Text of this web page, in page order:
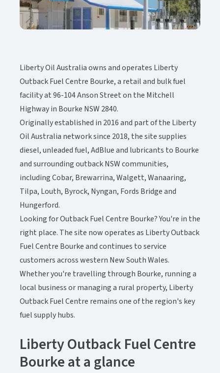
Liberty Oil Australia owns and operates Liberty
Outback Fuel Centre Bourke, a retail and bulk fuel
facility at 96-104 Anson Street on the Mitchell
Highway in Bourke NSW 2840.​​​​‌ ‍ ​‍​‍‌‍ ‌ ​‍‌‍‍‌‌‍‌ ‌‍‍‌‌‍ ‍​‍​‍​ ‍‍​‍​‍‌ ​ ‌‍​‌‌‍ ‍‌‍‍‌‌ ‌​‌ ‍‌​‍ ‍‌‍‍‌‌‍ ​‍​‍​‍ ​​‍​‍‌‍‍​‌ ​‍‌‍‌‌‌‍‌‍​‍​‍​ ‍‍​‍​‍‌‍‍​‌ ‌​‌ ‌​‌ ​​‌ ​ ​ ‍‍​‍ ​‍ ‌‍ ​‌‍‍‌‌‍​‍‌‍‌‌‌ ​‍‌ ‌​‌ ‍‌​‍ ‌‌ ​ ‌ ‌​‌ ‌‌‌‍‌​‌‍‍‌‌‍ ​‍ ‍‌ ‌‍‌‍‌‌‌ ​‍‌‍​ ‌‍‌‌‌‍ ​​‍ ‍‌‍​‌‌ ​​‌ ​​​‍ ‌‍‍‌‌‍ ‍‌ ‌​‌‍‌‌‌‍ ‍‌ ‌​​‍ ‌‍‌‌‌‍‌​‌‍‍‌‌ ‌​​‍ ‌‍ ‌‌‍ ‌‍‌​‌‍‌‌​ ‌‌ ​​‌ ​‍‌‍‌‌‌ ​ ‌‍‌‌‌‍ ‍‌ ‌​‌‍​‌‌ ‌​‌‍‍‌‌‍ ‌‍ ‍​ ‍ ‌‍‍‌‌‍‌​​ ‌‌‍​‌​ ‍​‌‍​‍‌‍‌‌‌‍​‌​ ​‍‌‍​ ​ ‍‌​‍ ‌‌‍‌​​ ‌‌​ ‌‌​ ‌​​‍ ‌​ ‌​​ ‌‍​ ‍​‌‍‌‍​‍ ‌‌‍​‌‌‍​‌​ ‌‍​ ‍​​‍ ‌​ ‌‍‌‍​ ‌‍‌‌​ ​ ​ ‌‌​ ‌‌‌‍​‍‌‍​‍​ ‌​​ ‌‍‌‍​‌‌‍​‌​ ‍ ‌ ‌​‌ ‍‌‌ ​​‌‍‌‌​ ‌‌‍​‌‌ ​‍‌ ‌​‌‍‍‌‌‍​ ‌‍ ​‌‍‌‌​ ‍ ‌ ​​‌‍​‌‌ ‌​‌‍‍​​ ‌‌‍​ ‌‍ ‌‍ ‍‌ ‌​‌‍‌‌‌‍ ‍‌ ‌​‌​ ‌‌‍​‌‌ ‌​‌ ​‍‌‍‍‌‌ ‍​​‍‌‌​ ‌‌‌​​‍‌‌ ‌‍‍ ‌‍‌‌‌ ‍‌​‍‌‌​ ​ ‌​‌​​‍‌‌​ ​ ‌​‌​​‍‌‌​ ​‍​ ​‍​ ​‌‌‍​ ‌‍‌‍​ ​ ‌‍‌​‌‍​‌​ ‌​​ ‌‍‌‍‌‌‌‍‌​‌‍​ ​ ​‌​‍‌‌​ ​‍​ ​‍​‍‌‌​ ‌‌‌​‌​​‍ ‍‌‍​ ‌‍ ‌‍ ‍‌ ‌​‌‍‌‌‌‍ ‍‌ ‌​​‍‌‌​ ‌‌‌​​‍‌‌ ‌‍‍ ‌‍‌‌‌ ‍‌​‍‌‌​ ​ ‌​‌​​‍‌‌​ ​ ‌​‌​​‍‌‌​ ​‍​ ​‍‌‍‌‌‌‍‌​​ ​‌​ ‌‍​ ‍‌‌‍​‍​ ​‌​ ‌​​ ‍​‌‍​ ​ ‌‌‌‍‌‍​‍‌‌​ ​‍​ ​‍​‍‌‌​ ‌‌‌​‌​​‍ ‍‌‍​ ‌‍‍​‌‍‍‌‌‍ ​‌‍‌​‌ ​‍‌‍‌‌‌‍ ‍​‍‌‌​ ‌‌‌​​‍‌‌ ‌‍‍ ‌‍‌‌‌ ‍‌​‍‌‌​ ​ ‌​‌​​‍‌‌​ ​ ‌​‌​​‍‌‌​ ​‍​ ​‍​ ‌​‌‍‌‍​ ‍‌‌‍‌​​ ‍‌‌‍‌‌‌‍​ ​ ​‍​ ‍​‌‍‌‍​ ​‍​ ​‍​‍‌‌​ ​‍​ ​‍​‍‌‌​ ‌‌‌​‌​​‍ ‍‌ ‌​‌‍‌‌‌ ‍​‌ ‌​​ ‌‍​‍‌‍​‌‌ ​ ‌‍‌‌‌‌‌‌‌ ​‍‌‍ ​​ ‌‌‍‍​‌ ‌​‌ ‌​‌ ​​‌ ​ ​‍‌‌​ ​ ‌​​‌​‍‌‌​ ​‍‌​‌‍​‍‌‌​ ​‍‌​‌‍‌‍ ​‌‍‍‌‌‍​‍‌‍‌‌‌ ​‍‌ ‌​‌ ‍‌​‍ ‌‌ ​ ‌ ‌​‌ ‌‌‌‍‌​‌‍‍‌‌‍ ​‍ ‍‌ ‌‍‌‍‌‌‌ ​‍‌‍​ ‌‍‌‌‌‍ ​​‍ ‍‌‍​‌‌ ​​‌ ​​​‍‌‍‌‍‍‌‌‍‌​​ ‌‌‍​‌​ ‍​‌‍​‍‌‍‌‌‌‍​‌​ ​‍‌‍​ ​ ‍‌​‍ ‌‌‍‌​​ ‌‌​ ‌‌​ ‌​​‍ ‌​ ‌​​ ‌‍​ ‍​‌‍‌‍​‍ ‌‌‍​‌‌‍​‌​ ‌‍​ ‍​​‍ ‌​ ‌‍‌‍​ ‌‍‌‌​ ​ ​ ‌‌​ ‌‌‌‍​‍‌‍​‍​ ‌​​ ‌‍‌‍​‌‌‍​‌​‍‌‍‌ ‌​‌ ‍‌‌ ​​‌‍‌‌​ ‌‌‍​‌‌ ​‍‌ ‌​‌‍‍‌‌‍​ ‌‍ ​‌‍‌‌​‍‌‍‌ ​​‌‍​‌‌ ‌​‌‍‍​​ ‌‌‍​ ‌‍ ‌‍ ‍‌ ‌​‌‍‌‌‌‍ ‍‌ ‌​‌​ ‌‌‍​‌‌ ‌​‌ ​‍‌‍‍‌‌ ‍​​‍‌‌​ ‌‌‌​​‍‌‌ ‌‍‍ ‌‍‌‌‌ ‍‌​‍‌‌​ ​ ‌​‌​​‍‌‌​ ​ ‌​‌​​‍‌‌​ ​‍​ ​‍​ ​‌‌‍​ ‌‍‌‍​ ​ ‌‍‌​‌‍​‌​ ‌​​ ‌‍‌‍‌‌‌‍‌​‌‍​ ​ ​‌​‍‌‌​ ​‍​ ​‍​‍‌‌​ ‌‌‌​‌​​‍ ‍‌‍​ ‌‍ ‌‍ ‍‌ ‌​‌‍‌‌‌‍ ‍‌ ‌​​‍‌‌​ ‌‌‌​​‍‌‌ ‌‍‍ ‌‍‌‌‌ ‍‌​‍‌‌​ ​ ‌​‌​​‍‌‌​ ​ ‌​‌​​‍‌‌​ ​‍​ ​‍‌‍‌‌‌‍‌​​ ​‌​ ‌‍​ ‍‌‌‍​‍​ ​‌​ ‌​​ ‍​‌‍​ ​ ‌‌‌‍‌‍​‍‌‌​ ​‍​ ​‍​‍‌‌​ ‌‌‌​‌​​‍ ‍‌‍​ ‌‍‍​‌‍‍‌‌‍ ​‌‍‌​‌ ​‍‌‍‌‌‌‍ ‍​‍‌‌​ ‌‌‌​​‍‌‌ ‌‍‍ ‌‍‌‌‌ ‍‌​‍‌‌​ ​ ‌​‌​​‍‌‌​ ​ ‌​‌​​‍‌‌​ ​‍​ ​‍​ ‌​‌‍‌‍​ ‍‌‌‍‌​​ ‍‌‌‍‌‌‌‍​ ​ ​‍​ ‍​‌‍‌‍​ ​‍​ ​‍​‍‌‌​ ​‍​ ​‍​‍‌‌​ ‌‌‌​‌​​‍ ‍‌ ‌​‌‍‌‌‌ ‍​‌ ‌​​‍‌‍‌ ​​‌‍‌‌‌ ​‍‌ ​ ‌ ​​‌‍‌‌‌‍​ ‌ ‌​‌‍‍‌‌ ‌‍‌‍‌‌​ ‌‌ ​​‌ ‌‌‌‍​‍‌‍ ​‌‍‍‌‌ ​ ‌‍‍​‌‍‌‌‌‍‌​​‍​‍‌ ‌
Originally established in 2016 and part of the Liberty
Oil Australia network since 2018, the site supplies
diesel, unleaded fuel, AdBlue and lubricants to Bourke
and surrounding outback NSW communities,
including Cobar, Brewarrina, Walgett, Wanaaring,
Tilpa, Louth, Byrock, Nyngan, Fords Bridge and
Hungerford.​​​​‌ ‍ ​‍​‍‌‍ ‌ ​‍‌‍‍‌‌‍‌ ‌‍‍‌‌‍ ‍​‍​‍​ ‍‍​‍​‍‌ ​ ‌‍​‌‌‍ ‍‌‍‍‌‌ ‌​‌ ‍‌​‍ ‍‌‍‍‌‌‍ ​‍​‍​‍ ​​‍​‍‌‍‍​‌ ​‍‌‍‌‌‌‍‌‍​‍​‍​ ‍‍​‍​‍‌‍‍​‌ ‌​‌ ‌​‌ ​​‌ ​ ​ ‍‍​‍ ​‍ ‌‍ ​‌‍‍‌‌‍​‍‌‍‌‌‌ ​‍‌ ‌​‌ ‍‌​‍ ‌‌ ​ ‌ ‌​‌ ‌‌‌‍‌​‌‍‍‌‌‍ ​‍ ‍‌ ‌‍‌‍‌‌‌ ​‍‌‍​ ‌‍‌‌‌‍ ​​‍ ‍‌‍​‌‌ ​​‌ ​​​‍ ‌‍‍‌‌‍ ‍‌ ‌​‌‍‌‌‌‍ ‍‌ ‌​​‍ ‌‍‌‌‌‍‌​‌‍‍‌‌ ‌​​‍ ‌‍ ‌‌‍ ‌‍‌​‌‍‌‌​ ‌‌ ​​‌ ​‍‌‍‌‌‌ ​ ‌‍‌‌‌‍ ‍‌ ‌​‌‍​‌‌ ‌​‌‍‍‌‌‍ ‌‍ ‍​ ‍ ‌‍‍‌‌‍‌​​ ‌‌‍​‌​ ‍​‌‍​‍‌‍‌‌‌‍​‌​ ​‍‌‍​ ​ ‍‌​‍ ‌‌‍‌​​ ‌‌​ ‌‌​ ‌​​‍ ‌​ ‌​​ ‌‍​ ‍​‌‍‌‍​‍ ‌‌‍​‌‌‍​‌​ ‌‍​ ‍​​‍ ‌​ ‌‍‌‍​ ‌‍‌‌​ ​ ​ ‌‌​ ‌‌‌‍​‍‌‍​‍​ ‌​​ ‌‍‌‍​‌‌‍​‌​ ‍ ‌ ‌​‌ ‍‌‌ ​​‌‍‌‌​ ‌‌‍​‌‌ ​‍‌ ‌​‌‍‍‌‌‍​ ‌‍ ​‌‍‌‌​ ‍ ‌ ​​‌‍​‌‌ ‌​‌‍‍​​ ‌‌‍​ ‌‍ ‌‍ ‍‌ ‌​‌‍‌‌‌‍ ‍‌ ‌​‌​ ‌‌‍​‌‌ ‌​‌ ​‍‌‍‍‌‌ ‍​​‍‌‌​ ‌‌‌​​‍‌‌ ‌‍‍ ‌‍‌‌‌ ‍‌​‍‌‌​ ​ ‌​‌​​‍‌‌​ ​ ‌​‌​​‍‌‌​ ​‍​ ​‍​ ​‌‌‍​ ‌‍‌‍​ ​ ‌‍‌​‌‍​‌​ ‌​​ ‌‍‌‍‌‌‌‍‌​‌‍​ ​ ​‌​‍‌‌​ ​‍​ ​‍​‍‌‌​ ‌‌‌​‌​​‍ ‍‌‍​ ‌‍ ‌‍ ‍‌ ‌​‌‍‌‌‌‍ ‍‌ ‌​​‍‌‌​ ‌‌‌​​‍‌‌ ‌‍‍ ‌‍‌‌‌ ‍‌​‍‌‌​ ​ ‌​‌​​‍‌‌​ ​ ‌​‌​​‍‌‌​ ​‍​ ​‍​ ​‌​ ‌ ​ ​​​ ‍‌​ ​ ​ ‌‌​ ​​​ ​‍​ ​‌​ ‌‍‌‍‌‍‌‍​‌​‍‌‌​ ​‍​ ​‍​‍‌‌​ ‌‌‌​‌​​‍ ‍‌‍​ ‌‍‍​‌‍‍‌‌‍ ​‌‍‌​‌ ​‍‌‍‌‌‌‍ ‍​‍‌‌​ ‌‌‌​​‍‌‌ ‌‍‍ ‌‍‌‌‌ ‍‌​‍‌‌​ ​ ‌​‌​​‍‌‌​ ​ ‌​‌​​‍‌‌​ ​‍​ ​‍​ ​ ​ ​‍‌‍​ ​ ​ ​ ‌‍​ ​ ​ ​ ​ ‍‌‌‍​ ‌‍​‍​ ‍​​ ‍​​‍‌‌​ ​‍​ ​‍​‍‌‌​ ‌‌‌​‌​​‍ ‍‌ ‌​‌‍‌‌‌ ‍​‌ ‌​​ ‌‍​‍‌‍​‌‌ ​ ‌‍‌‌‌‌‌‌‌ ​‍‌‍ ​​ ‌‌‍‍​‌ ‌​‌ ‌​‌ ​​‌ ​ ​‍‌‌​ ​ ‌​​‌​‍‌‌​ ​‍‌​‌‍​‍‌‌​ ​‍‌​‌‍‌‍ ​‌‍‍‌‌‍​‍‌‍‌‌‌ ​‍‌ ‌​‌ ‍‌​‍ ‌‌ ​ ‌ ‌​‌ ‌‌‌‍‌​‌‍‍‌‌‍ ​‍ ‍‌ ‌‍‌‍‌‌‌ ​‍‌‍​ ‌‍‌‌‌‍ ​​‍ ‍‌‍​‌‌ ​​‌ ​​​‍‌‍‌‍‍‌‌‍‌​​ ‌‌‍​‌​ ‍​‌‍​‍‌‍‌‌‌‍​‌​ ​‍‌‍​ ​ ‍‌​‍ ‌‌‍‌​​ ‌‌​ ‌‌​ ‌​​‍ ‌​ ‌​​ ‌‍​ ‍​‌‍‌‍​‍ ‌‌‍​‌‌‍​‌​ ‌‍​ ‍​​‍ ‌​ ‌‍‌‍​ ‌‍‌‌​ ​ ​ ‌‌​ ‌‌‌‍​‍‌‍​‍​ ‌​​ ‌‍‌‍​‌‌‍​‌​‍‌‍‌ ‌​‌ ‍‌‌ ​​‌‍‌‌​ ‌‌‍​‌‌ ​‍‌ ‌​‌‍‍‌‌‍​ ‌‍ ​‌‍‌‌​‍‌‍‌ ​​‌‍​‌‌ ‌​‌‍‍​​ ‌‌‍​ ‌‍ ‌‍ ‍‌ ‌​‌‍‌‌‌‍ ‍‌ ‌​‌​ ‌‌‍​‌‌ ‌​‌ ​‍‌‍‍‌‌ ‍​​‍‌‌​ ‌‌‌​​‍‌‌ ‌‍‍ ‌‍‌‌‌ ‍‌​‍‌‌​ ​ ‌​‌​​‍‌‌​ ​ ‌​‌​​‍‌‌​ ​‍​ ​‍​ ​‌‌‍​ ‌‍‌‍​ ​ ‌‍‌​‌‍​‌​ ‌​​ ‌‍‌‍‌‌‌‍‌​‌‍​ ​ ​‌​‍‌‌​ ​‍​ ​‍​‍‌‌​ ‌‌‌​‌​​‍ ‍‌‍​ ‌‍ ‌‍ ‍‌ ‌​‌‍‌‌‌‍ ‍‌ ‌​​‍‌‌​ ‌‌‌​​‍‌‌ ‌‍‍ ‌‍‌‌‌ ‍‌​‍‌‌​ ​ ‌​‌​​‍‌‌​ ​ ‌​‌​​‍‌‌​ ​‍​ ​‍​ ​‌​ ‌ ​ ​​​ ‍‌​ ​ ​ ‌‌​ ​​​ ​‍​ ​‌​ ‌‍‌‍‌‍‌‍​‌​‍‌‌​ ​‍​ ​‍​‍‌‌​ ‌‌‌​‌​​‍ ‍‌‍​ ‌‍‍​‌‍‍‌‌‍ ​‌‍‌​‌ ​‍‌‍‌‌‌‍ ‍​‍‌‌​ ‌‌‌​​‍‌‌ ‌‍‍ ‌‍‌‌‌ ‍‌​‍‌‌​ ​ ‌​‌​​‍‌‌​ ​ ‌​‌​​‍‌‌​ ​‍​ ​‍​ ​ ​ ​‍‌‍​ ​ ​ ​ ‌‍​ ​ ​ ​ ​ ‍‌‌‍​ ‌‍​‍​ ‍​​ ‍​​‍‌‌​ ​‍​ ​‍​‍‌‌​ ‌‌‌​‌​​‍ ‍‌ ‌​‌‍‌‌‌ ‍​‌ ‌​​‍‌‍‌ ​​‌‍‌‌‌ ​‍‌ ​ ‌ ​​‌‍‌‌‌‍​ ‌ ‌​‌‍‍‌‌ ‌‍‌‍‌‌​ ‌‌ ​​‌ ‌‌‌‍​‍‌‍ ​‌‍‍‌‌ ​ ‌‍‍​‌‍‌‌‌‍‌​​‍​‍‌ ‌
Looking for Outback Fuel Centre Bourke? You're in the
right place. The site now operates as Liberty Outback
Fuel Centre Bourke and continues to service
customers across western New South Wales.​​​​‌ ‍ ​‍​‍‌‍ ‌ ​‍‌‍‍‌‌‍‌ ‌‍‍‌‌‍ ‍​‍​‍​ ‍‍​‍​‍‌ ​ ‌‍​‌‌‍ ‍‌‍‍‌‌ ‌​‌ ‍‌​‍ ‍‌‍‍‌‌‍ ​‍​‍​‍ ​​‍​‍‌‍‍​‌ ​‍‌‍‌‌‌‍‌‍​‍​‍​ ‍‍​‍​‍‌‍‍​‌ ‌​‌ ‌​‌ ​​‌ ​ ​ ‍‍​‍ ​‍ ‌‍ ​‌‍‍‌‌‍​‍‌‍‌‌‌ ​‍‌ ‌​‌ ‍‌​‍ ‌‌ ​ ‌ ‌​‌ ‌‌‌‍‌​‌‍‍‌‌‍ ​‍ ‍‌ ‌‍‌‍‌‌‌ ​‍‌‍​ ‌‍‌‌‌‍ ​​‍ ‍‌‍​‌‌ ​​‌ ​​​‍ ‌‍‍‌‌‍ ‍‌ ‌​‌‍‌‌‌‍ ‍‌ ‌​​‍ ‌‍‌‌‌‍‌​‌‍‍‌‌ ‌​​‍ ‌‍ ‌‌‍ ‌‍‌​‌‍‌‌​ ‌‌ ​​‌ ​‍‌‍‌‌‌ ​ ‌‍‌‌‌‍ ‍‌ ‌​‌‍​‌‌ ‌​‌‍‍‌‌‍ ‌‍ ‍​ ‍ ‌‍‍‌‌‍‌​​ ‌‌‍​‌​ ‍​‌‍​‍‌‍‌‌‌‍​‌​ ​‍‌‍​ ​ ‍‌​‍ ‌‌‍‌​​ ‌‌​ ‌‌​ ‌​​‍ ‌​ ‌​​ ‌‍​ ‍​‌‍‌‍​‍ ‌‌‍​‌‌‍​‌​ ‌‍​ ‍​​‍ ‌​ ‌‍‌‍​ ‌‍‌‌​ ​ ​ ‌‌​ ‌‌‌‍​‍‌‍​‍​ ‌​​ ‌‍‌‍​‌‌‍​‌​ ‍ ‌ ‌​‌ ‍‌‌ ​​‌‍‌‌​ ‌‌‍​‌‌ ​‍‌ ‌​‌‍‍‌‌‍​ ‌‍ ​‌‍‌‌​ ‍ ‌ ​​‌‍​‌‌ ‌​‌‍‍​​ ‌‌‍​ ‌‍ ‌‍ ‍‌ ‌​‌‍‌‌‌‍ ‍‌ ‌​‌​ ‌‌‍​‌‌ ‌​‌ ​‍‌‍‍‌‌ ‍​​‍‌‌​ ‌‌‌​​‍‌‌ ‌‍‍ ‌‍‌‌‌ ‍‌​‍‌‌​ ​ ‌​‌​​‍‌‌​ ​ ‌​‌​​‍‌‌​ ​‍​ ​‍​ ​‌‌‍​ ‌‍‌‍​ ​ ‌‍‌​‌‍​‌​ ‌​​ ‌‍‌‍‌‌‌‍‌​‌‍​ ​ ​‌​‍‌‌​ ​‍​ ​‍​‍‌‌​ ‌‌‌​‌​​‍ ‍‌‍​ ‌‍ ‌‍ ‍‌ ‌​‌‍‌‌‌‍ ‍‌ ‌​​‍‌‌​ ‌‌‌​​‍‌‌ ‌‍‍ ‌‍‌‌‌ ‍‌​‍‌‌​ ​ ‌​‌​​‍‌‌​ ​ ‌​‌​​‍‌‌​ ​‍​ ​‍‌‍​ ‌‍‌‌​ ​ ​ ​ ‌‍​ ‌‍​‌‌‍​‍​ ‌‍​ ‍‌​ ‌ ​ ‍‌‌‍​ ​‍‌‌​ ​‍​ ​‍​‍‌‌​ ‌‌‌​‌​​‍ ‍‌‍​ ‌‍‍​‌‍‍‌‌‍ ​‌‍‌​‌ ​‍‌‍‌‌‌‍ ‍​‍‌‌​ ‌‌‌​​‍‌‌ ‌‍‍ ‌‍‌‌‌ ‍‌​‍‌‌​ ​ ‌​‌​​‍‌‌​ ​ ‌​‌​​‍‌‌​ ​‍​ ​‍‌‍​ ​ ‌​​ ​​​ ‌​​ ‍‌​ ‌ ​ ‍‌‌‍​‌​ ​‌‌‍​‌​ ‍​​ ​‌​‍‌‌​ ​‍​ ​‍​‍‌‌​ ‌‌‌​‌​​‍ ‍‌ ‌​‌‍‌‌‌ ‍​‌ ‌​​ ‌‍​‍‌‍​‌‌ ​ ‌‍‌‌‌‌‌‌‌ ​‍‌‍ ​​ ‌‌‍‍​‌ ‌​‌ ‌​‌ ​​‌ ​ ​‍‌‌​ ​ ‌​​‌​‍‌‌​ ​‍‌​‌‍​‍‌‌​ ​‍‌​‌‍‌‍ ​‌‍‍‌‌‍​‍‌‍‌‌‌ ​‍‌ ‌​‌ ‍‌​‍ ‌‌ ​ ‌ ‌​‌ ‌‌‌‍‌​‌‍‍‌‌‍ ​‍ ‍‌ ‌‍‌‍‌‌‌ ​‍‌‍​ ‌‍‌‌‌‍ ​​‍ ‍‌‍​‌‌ ​​‌ ​​​‍‌‍‌‍‍‌‌‍‌​​ ‌‌‍​‌​ ‍​‌‍​‍‌‍‌‌‌‍​‌​ ​‍‌‍​ ​ ‍‌​‍ ‌‌‍‌​​ ‌‌​ ‌‌​ ‌​​‍ ‌​ ‌​​ ‌‍​ ‍​‌‍‌‍​‍ ‌‌‍​‌‌‍​‌​ ‌‍​ ‍​​‍ ‌​ ‌‍‌‍​ ‌‍‌‌​ ​ ​ ‌‌​ ‌‌‌‍​‍‌‍​‍​ ‌​​ ‌‍‌‍​‌‌‍​‌​‍‌‍‌ ‌​‌ ‍‌‌ ​​‌‍‌‌​ ‌‌‍​‌‌ ​‍‌ ‌​‌‍‍‌‌‍​ ‌‍ ​‌‍‌‌​‍‌‍‌ ​​‌‍​‌‌ ‌​‌‍‍​​ ‌‌‍​ ‌‍ ‌‍ ‍‌ ‌​‌‍‌‌‌‍ ‍‌ ‌​‌​ ‌‌‍​‌‌ ‌​‌ ​‍‌‍‍‌‌ ‍​​‍‌‌​ ‌‌‌​​‍‌‌ ‌‍‍ ‌‍‌‌‌ ‍‌​‍‌‌​ ​ ‌​‌​​‍‌‌​ ​ ‌​‌​​‍‌‌​ ​‍​ ​‍​ ​‌‌‍​ ‌‍‌‍​ ​ ‌‍‌​‌‍​‌​ ‌​​ ‌‍‌‍‌‌‌‍‌​‌‍​ ​ ​‌​‍‌‌​ ​‍​ ​‍​‍‌‌​ ‌‌‌​‌​​‍ ‍‌‍​ ‌‍ ‌‍ ‍‌ ‌​‌‍‌‌‌‍ ‍‌ ‌​​‍‌‌​ ‌‌‌​​‍‌‌ ‌‍‍ ‌‍‌‌‌ ‍‌​‍‌‌​ ​ ‌​‌​​‍‌‌​ ​ ‌​‌​​‍‌‌​ ​‍​ ​‍‌‍​ ‌‍‌‌​ ​ ​ ​ ‌‍​ ‌‍​‌‌‍​‍​ ‌‍​ ‍‌​ ‌ ​ ‍‌‌‍​ ​‍‌‌​ ​‍​ ​‍​‍‌‌​ ‌‌‌​‌​​‍ ‍‌‍​ ‌‍‍​‌‍‍‌‌‍ ​‌‍‌​‌ ​‍‌‍‌‌‌‍ ‍​‍‌‌​ ‌‌‌​​‍‌‌ ‌‍‍ ‌‍‌‌‌ ‍‌​‍‌‌​ ​ ‌​‌​​‍‌‌​ ​ ‌​‌​​‍‌‌​ ​‍​ ​‍‌‍​ ​ ‌​​ ​​​ ‌​​ ‍‌​ ‌ ​ ‍‌‌‍​‌​ ​‌‌‍​‌​ ‍​​ ​‌​‍‌‌​ ​‍​ ​‍​‍‌‌​ ‌‌‌​‌​​‍ ‍‌ ‌​‌‍‌‌‌ ‍​‌ ‌​​‍‌‍‌ ​​‌‍‌‌‌ ​‍‌ ​ ‌ ​​‌‍‌‌‌‍​ ‌ ‌​‌‍‍‌‌ ‌‍‌‍‌‌​ ‌‌ ​​‌ ‌‌‌‍​‍‌‍ ​‌‍‍‌‌ ​ ‌‍‍​‌‍‌‌‌‍‌​​‍​‍‌ ‌
Whether you're travelling through Bourke, running a
local business or managing a rural property, Liberty
Outback Fuel Centre remains one of the region's key
fuel supply hubs.​​​​‌ ‍ ​‍​‍‌‍ ‌ ​‍‌‍‍‌‌‍‌ ‌‍‍‌‌‍ ‍​‍​‍​ ‍‍​‍​‍‌ ​ ‌‍​‌‌‍ ‍‌‍‍‌‌ ‌​‌ ‍‌​‍ ‍‌‍‍‌‌‍ ​‍​‍​‍ ​​‍​‍‌‍‍​‌ ​‍‌‍‌‌‌‍‌‍​‍​‍​ ‍‍​‍​‍‌‍‍​‌ ‌​‌ ‌​‌ ​​‌ ​ ​ ‍‍​‍ ​‍ ‌‍ ​‌‍‍‌‌‍​‍‌‍‌‌‌ ​‍‌ ‌​‌ ‍‌​‍ ‌‌ ​ ‌ ‌​‌ ‌‌‌‍‌​‌‍‍‌‌‍ ​‍ ‍‌ ‌‍‌‍‌‌‌ ​‍‌‍​ ‌‍‌‌‌‍ ​​‍ ‍‌‍​‌‌ ​​‌ ​​​‍ ‌‍‍‌‌‍ ‍‌ ‌​‌‍‌‌‌‍ ‍‌ ‌​​‍ ‌‍‌‌‌‍‌​‌‍‍‌‌ ‌​​‍ ‌‍ ‌‌‍ ‌‍‌​‌‍‌‌​ ‌‌ ​​‌ ​‍‌‍‌‌‌ ​ ‌‍‌‌‌‍ ‍‌ ‌​‌‍​‌‌ ‌​‌‍‍‌‌‍ ‌‍ ‍​ ‍ ‌‍‍‌‌‍‌​​ ‌‌‍​‌​ ‍​‌‍​‍‌‍‌‌‌‍​‌​ ​‍‌‍​ ​ ‍‌​‍ ‌‌‍‌​​ ‌‌​ ‌‌​ ‌​​‍ ‌​ ‌​​ ‌‍​ ‍​‌‍‌‍​‍ ‌‌‍​‌‌‍​‌​ ‌‍​ ‍​​‍ ‌​ ‌‍‌‍​ ‌‍‌‌​ ​ ​ ‌‌​ ‌‌‌‍​‍‌‍​‍​ ‌​​ ‌‍‌‍​‌‌‍​‌​ ‍ ‌ ‌​‌ ‍‌‌ ​​‌‍‌‌​ ‌‌‍​‌‌ ​‍‌ ‌​‌‍‍‌‌‍​ ‌‍ ​‌‍‌‌​ ‍ ‌ ​​‌‍​‌‌ ‌​‌‍‍​​ ‌‌‍​ ‌‍ ‌‍ ‍‌ ‌​‌‍‌‌‌‍ ‍‌ ‌​‌​ ‌‌‍​‌‌ ‌​‌ ​‍‌‍‍‌‌ ‍​​‍‌‌​ ‌‌‌​​‍‌‌ ‌‍‍ ‌‍‌‌‌ ‍‌​‍‌‌​ ​ ‌​‌​​‍‌‌​ ​ ‌​‌​​‍‌‌​ ​‍​ ​‍​ ​‌‌‍​ ‌‍‌‍​ ​ ‌‍‌​‌‍​‌​ ‌​​ ‌‍‌‍‌‌‌‍‌​‌‍​ ​ ​‌​‍‌‌​ ​‍​ ​‍​‍‌‌​ ‌‌‌​‌​​‍ ‍‌‍​ ‌‍ ‌‍ ‍‌ ‌​‌‍‌‌‌‍ ‍‌ ‌​​‍‌‌​ ‌‌‌​​‍‌‌ ‌‍‍ ‌‍‌‌‌ ‍‌​‍‌‌​ ​ ‌​‌​​‍‌‌​ ​ ‌​‌​​‍‌‌​ ​‍​ ​‍‌‍​ ​ ‌​​ ‌​​ ​​​ ‌‍‌‍‌‍​ ‍‌​ ‍​​ ​​​ ​​​ ​‌‌‍​‍​‍‌‌​ ​‍​ ​‍​‍‌‌​ ‌‌‌​‌​​‍ ‍‌‍​ ‌‍‍​‌‍‍‌‌‍ ​‌‍‌​‌ ​‍‌‍‌‌‌‍ ‍​‍‌‌​ ‌‌‌​​‍‌‌ ‌‍‍ ‌‍‌‌‌ ‍‌​‍‌‌​ ​ ‌​‌​​‍‌‌​ ​ ‌​‌​​‍‌‌​ ​‍​ ​‍‌‍‌‍​ ‌‌​ ‍​‌‍‌‌​ ‌ ​ ‍‌‌‍​‌​ ‍​‌‍​‌​ ‌‍‌‍​‍‌‍​‌​‍‌‌​ ​‍​ ​‍​‍‌‌​ ‌‌‌​‌​​‍ ‍‌ ‌​‌‍‌‌‌ ‍​‌ ‌​​ ‌‍​‍‌‍​‌‌ ​ ‌‍‌‌‌‌‌‌‌ ​‍‌‍ ​​ ‌‌‍‍​‌ ‌​‌ ‌​‌ ​​‌ ​ ​‍‌‌​ ​ ‌​​‌​‍‌‌​ ​‍‌​‌‍​‍‌‌​ ​‍‌​‌‍‌‍ ​‌‍‍‌‌‍​‍‌‍‌‌‌ ​‍‌ ‌​‌ ‍‌​‍ ‌‌ ​ ‌ ‌​‌ ‌‌‌‍‌​‌‍‍‌‌‍ ​‍ ‍‌ ‌‍‌‍‌‌‌ ​‍‌‍​ ‌‍‌‌‌‍ ​​‍ ‍‌‍​‌‌ ​​‌ ​​​‍‌‍‌‍‍‌‌‍‌​​ ‌‌‍​‌​ ‍​‌‍​‍‌‍‌‌‌‍​‌​ ​‍‌‍​ ​ ‍‌​‍ ‌‌‍‌​​ ‌‌​ ‌‌​ ‌​​‍ ‌​ ‌​​ ‌‍​ ‍​‌‍‌‍​‍ ‌‌‍​‌‌‍​‌​ ‌‍​ ‍​​‍ ‌​ ‌‍‌‍​ ‌‍‌‌​ ​ ​ ‌‌​ ‌‌‌‍​‍‌‍​‍​ ‌​​ ‌‍‌‍​‌‌‍​‌​‍‌‍‌ ‌​‌ ‍‌‌ ​​‌‍‌‌​ ‌‌‍​‌‌ ​‍‌ ‌​‌‍‍‌‌‍​ ‌‍ ​‌‍‌‌​‍‌‍‌ ​​‌‍​‌‌ ‌​‌‍‍​​ ‌‌‍​ ‌‍ ‌‍ ‍‌ ‌​‌‍‌‌‌‍ ‍‌ ‌​‌​ ‌‌‍​‌‌ ‌​‌ ​‍‌‍‍‌‌ ‍​​‍‌‌​ ‌‌‌​​‍‌‌ ‌‍‍ ‌‍‌‌‌ ‍‌​‍‌‌​ ​ ‌​‌​​‍‌‌​ ​ ‌​‌​​‍‌‌​ ​‍​ ​‍​ ​‌‌‍​ ‌‍‌‍​ ​ ‌‍‌​‌‍​‌​ ‌​​ ‌‍‌‍‌‌‌‍‌​‌‍​ ​ ​‌​‍‌‌​ ​‍​ ​‍​‍‌‌​ ‌‌‌​‌​​‍ ‍‌‍​ ‌‍ ‌‍ ‍‌ ‌​‌‍‌‌‌‍ ‍‌ ‌​​‍‌‌​ ‌‌‌​​‍‌‌ ‌‍‍ ‌‍‌‌‌ ‍‌​‍‌‌​ ​ ‌​‌​​‍‌‌​ ​ ‌​‌​​‍‌‌​ ​‍​ ​‍‌‍​ ​ ‌​​ ‌​​ ​​​ ‌‍‌‍‌‍​ ‍‌​ ‍​​ ​​​ ​​​ ​‌‌‍​‍​‍‌‌​ ​‍​ ​‍​‍‌‌​ ‌‌‌​‌​​‍ ‍‌‍​ ‌‍‍​‌‍‍‌‌‍ ​‌‍‌​‌ ​‍‌‍‌‌‌‍ ‍​‍‌‌​ ‌‌‌​​‍‌‌ ‌‍‍ ‌‍‌‌‌ ‍‌​‍‌‌​ ​ ‌​‌​​‍‌‌​ ​ ‌​‌​​‍‌‌​ ​‍​ ​‍‌‍‌‍​ ‌‌​ ‍​‌‍‌‌​ ‌ ​ ‍‌‌‍​‌​ ‍​‌‍​‌​ ‌‍‌‍​‍‌‍​‌​‍‌‌​ ​‍​ ​‍​‍‌‌​ ‌‌‌​‌​​‍ ‍‌ ‌​‌‍‌‌‌ ‍​‌ ‌​​‍‌‍‌ ​​‌‍‌‌‌ ​‍‌ ​ ‌ ​​‌‍‌‌‌‍​ ‌ ‌​‌‍‍‌‌ ‌‍‌‍‌‌​ ‌‌ ​​‌ ‌‌‌‍​‍‌‍ ​‌‍‍‌‌ ​ ‌‍‍​‌‍‌‌‌‍‌​​‍​‍‌ ‌
Liberty Outback Fuel Centre
Bourke at a glance​​​​‌ ‍ ​‍​‍‌‍ ‌ ​‍‌‍‍‌‌‍‌ ‌‍‍‌‌‍ ‍​‍​‍​ ‍‍​‍​‍‌ ​ ‌‍​‌‌‍ ‍‌‍‍‌‌ ‌​‌ ‍‌​‍ ‍‌‍‍‌‌‍ ​‍​‍​‍ ​​‍​‍‌‍‍​‌ ​‍‌‍‌‌‌‍‌‍​‍​‍​ ‍‍​‍​‍‌‍‍​‌ ‌​‌ ‌​‌ ​​‌ ​ ​ ‍‍​‍ ​‍ ‌‍ ​‌‍‍‌‌‍​‍‌‍‌‌‌ ​‍‌ ‌​‌ ‍‌​‍ ‌‌ ​ ‌ ‌​‌ ‌‌‌‍‌​‌‍‍‌‌‍ ​‍ ‍‌ ‌‍‌‍‌‌‌ ​‍‌‍​ ‌‍‌‌‌‍ ​​‍ ‍‌‍​‌‌ ​​‌ ​​​‍ ‌‍‍‌‌‍ ‍‌ ‌​‌‍‌‌‌‍ ‍‌ ‌​​‍ ‌‍‌‌‌‍‌​‌‍‍‌‌ ‌​​‍ ‌‍ ‌‌‍ ‌‍‌​‌‍‌‌​ ‌‌ ​​‌ ​‍‌‍‌‌‌ ​ ‌‍‌‌‌‍ ‍‌ ‌​‌‍​‌‌ ‌​‌‍‍‌‌‍ ‌‍ ‍​ ‍ ‌‍‍‌‌‍‌​​ ‌‌‍​‌​ ‍​‌‍​‍‌‍‌‌‌‍​‌​ ​‍‌‍​ ​ ‍‌​‍ ‌‌‍‌​​ ‌‌​ ‌‌​ ‌​​‍ ‌​ ‌​​ ‌‍​ ‍​‌‍‌‍​‍ ‌‌‍​‌‌‍​‌​ ‌‍​ ‍​​‍ ‌​ ‌‍‌‍​ ‌‍‌‌​ ​ ​ ‌‌​ ‌‌‌‍​‍‌‍​‍​ ‌​​ ‌‍‌‍​‌‌‍​‌​ ‍ ‌ ‌​‌ ‍‌‌ ​​‌‍‌‌​ ‌‌‍​‌‌ ​‍‌ ‌​‌‍‍‌‌‍​ ‌‍ ​‌‍‌‌​ ‍ ‌ ​​‌‍​‌‌ ‌​‌‍‍​​ ‌‌‍​ ‌‍ ‌‍ ‍‌ ‌​‌‍‌‌‌‍ ‍‌ ‌​‌​ ‌‌‍​‌‌ ‌​‌ ​‍‌‍‍‌‌ ‍​​‍‌‌​ ‌‌‌​​‍‌‌ ‌‍‍ ‌‍‌‌‌ ‍‌​‍‌‌​ ​ ‌​‌​​‍‌‌​ ​ ‌​‌​​‍‌‌​ ​‍​ ​‍‌‍‌​‌‍‌‌‌‍‌​​ ​ ​ ‌‌‌‍‌‌​ ‌​‌‍​‍​ ​‍‌‍​ ​ ​‍‌‍​‍​‍‌‌​ ​‍​ ​‍​‍‌‌​ ‌‌‌​‌​​‍ ‍‌‍​ ‌‍ ‌‍ ‍‌ ‌​‌‍‌‌‌‍ ‍‌ ‌​​‍‌‌​ ‌‌‌​​‍‌‌ ‌‍‍ ‌‍‌‌‌ ‍‌​‍‌‌​ ​ ‌​‌​​‍‌‌​ ​ ‌​‌​​‍‌‌​ ​‍​ ​‍​ ‍​‌‍‌​​ ​‍‌‍‌​​ ​‍​ ​​‌‍​‍​ ‍‌​ ‌‌​ ​​​ ​‍‌‍​ ​‍‌‌​ ​‍​ ​‍​‍‌‌​ ‌‌‌​‌​​‍ ‍‌‍​ ‌‍‍​‌‍‍‌‌‍ ​‌‍‌​‌ ​‍‌‍‌‌‌‍ ‍​‍‌‌​ ‌‌‌​​‍‌‌ ‌‍‍ ‌‍‌‌‌ ‍‌​‍‌‌​ ​ ‌​‌​​‍‌‌​ ​ ‌​‌​​‍‌‌​ ​‍​ ​‍‌‍​ ​ ‍‌‌‍‌​​ ‍‌​ ‍​‌‍‌‍‌‍‌‌​ ‌​‌‍​‍‌‍​ ‌‍‌​​ ‌‌​‍‌‌​ ​‍​ ​‍​‍‌‌​ ‌‌‌​‌​​‍ ‍‌ ‌​‌‍‌‌‌ ‍​‌ ‌​​ ‌‍​‍‌‍​‌‌ ​ ‌‍‌‌‌‌‌‌‌ ​‍‌‍ ​​ ‌‌‍‍​‌ ‌​‌ ‌​‌ ​​‌ ​ ​‍‌‌​ ​ ‌​​‌​‍‌‌​ ​‍‌​‌‍​‍‌‌​ ​‍‌​‌‍‌‍ ​‌‍‍‌‌‍​‍‌‍‌‌‌ ​‍‌ ‌​‌ ‍‌​‍ ‌‌ ​ ‌ ‌​‌ ‌‌‌‍‌​‌‍‍‌‌‍ ​‍ ‍‌ ‌‍‌‍‌‌‌ ​‍‌‍​ ‌‍‌‌‌‍ ​​‍ ‍‌‍​‌‌ ​​‌ ​​​‍‌‍‌‍‍‌‌‍‌​​ ‌‌‍​‌​ ‍​‌‍​‍‌‍‌‌‌‍​‌​ ​‍‌‍​ ​ ‍‌​‍ ‌‌‍‌​​ ‌‌​ ‌‌​ ‌​​‍ ‌​ ‌​​ ‌‍​ ‍​‌‍‌‍​‍ ‌‌‍​‌‌‍​‌​ ‌‍​ ‍​​‍ ‌​ ‌‍‌‍​ ‌‍‌‌​ ​ ​ ‌‌​ ‌‌‌‍​‍‌‍​‍​ ‌​​ ‌‍‌‍​‌‌‍​‌​‍‌‍‌ ‌​‌ ‍‌‌ ​​‌‍‌‌​ ‌‌‍​‌‌ ​‍‌ ‌​‌‍‍‌‌‍​ ‌‍ ​‌‍‌‌​‍‌‍‌ ​​‌‍​‌‌ ‌​‌‍‍​​ ‌‌‍​ ‌‍ ‌‍ ‍‌ ‌​‌‍‌‌‌‍ ‍‌ ‌​‌​ ‌‌‍​‌‌ ‌​‌ ​‍‌‍‍‌‌ ‍​​‍‌‌​ ‌‌‌​​‍‌‌ ‌‍‍ ‌‍‌‌‌ ‍‌​‍‌‌​ ​ ‌​‌​​‍‌‌​ ​ ‌​‌​​‍‌‌​ ​‍​ ​‍‌‍‌​‌‍‌‌‌‍‌​​ ​ ​ ‌‌‌‍‌‌​ ‌​‌‍​‍​ ​‍‌‍​ ​ ​‍‌‍​‍​‍‌‌​ ​‍​ ​‍​‍‌‌​ ‌‌‌​‌​​‍ ‍‌‍​ ‌‍ ‌‍ ‍‌ ‌​‌‍‌‌‌‍ ‍‌ ‌​​‍‌‌​ ‌‌‌​​‍‌‌ ‌‍‍ ‌‍‌‌‌ ‍‌​‍‌‌​ ​ ‌​‌​​‍‌‌​ ​ ‌​‌​​‍‌‌​ ​‍​ ​‍​ ‍​‌‍‌​​ ​‍‌‍‌​​ ​‍​ ​​‌‍​‍​ ‍‌​ ‌‌​ ​​​ ​‍‌‍​ ​‍‌‌​ ​‍​ ​‍​‍‌‌​ ‌‌‌​‌​​‍ ‍‌‍​ ‌‍‍​‌‍‍‌‌‍ ​‌‍‌​‌ ​‍‌‍‌‌‌‍ ‍​‍‌‌​ ‌‌‌​​‍‌‌ ‌‍‍ ‌‍‌‌‌ ‍‌​‍‌‌​ ​ ‌​‌​​‍‌‌​ ​ ‌​‌​​‍‌‌​ ​‍​ ​‍‌‍​ ​ ‍‌‌‍‌​​ ‍‌​ ‍​‌‍‌‍‌‍‌‌​ ‌​‌‍​‍‌‍​ ‌‍‌​​ ‌‌​‍‌‌​ ​‍​ ​‍​‍‌‌​ ‌‌‌​‌​​‍ ‍‌ ‌​‌‍‌‌‌ ‍​‌ ‌​​‍‌‍‌ ​​‌‍‌‌‌ ​‍‌ ​ ‌ ​​‌‍‌‌‌‍​ ‌ ‌​‌‍‍‌‌ ‌‍‌‍‌‌​ ‌‌ ​​‌ ‌‌‌‍​‍‌‍ ​‌‍‍‌‌ ​ ‌‍‍​‌‍‌‌‌‍‌​​‍​‍‌ ‌